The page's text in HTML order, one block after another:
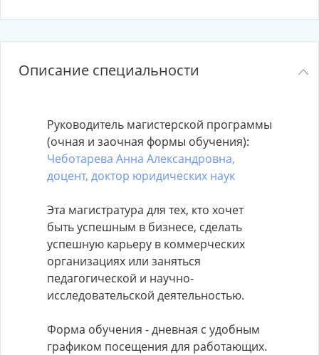
Описание специальности
Руководитель магистерской программы
(очная и заочная формы обучения):
Чеботарева Анна Александровна,
доцент, доктор юридических наук
Эта магистратура для тех, кто хочет
быть успешным в бизнесе, сделать
успешную карьеру в коммерческих
организациях или заняться
педагогической и научно-
исследовательской деятельностью.
Форма обучения - дневная с удобным
графиком посещения для работающих.